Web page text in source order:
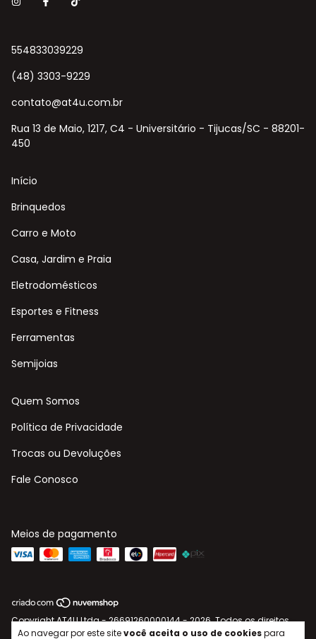
Ao navegar por este sitevocê aceita o uso de cookiespara
554833039229
(48) 3303-9229
contato@at4u.com.br
Rua 13 de Maio, 1217, C4 - Universitário - Tijucas/SC - 88201-
450
Início
Brinquedos
Carro e Moto
Casa, Jardim e Praia
Eletrodomésticos
Esportes e Fitness
Ferramentas
Semijoias
Quem Somos
Política de Privacidade
Trocas ou Devoluções
Fale Conosco
Meios de pagamento
Copyright AT4U Ltda - 26691260000144 - 2026. Todos os direitos
reservados.